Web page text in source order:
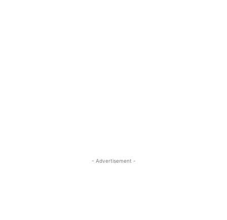
- Advertisement -